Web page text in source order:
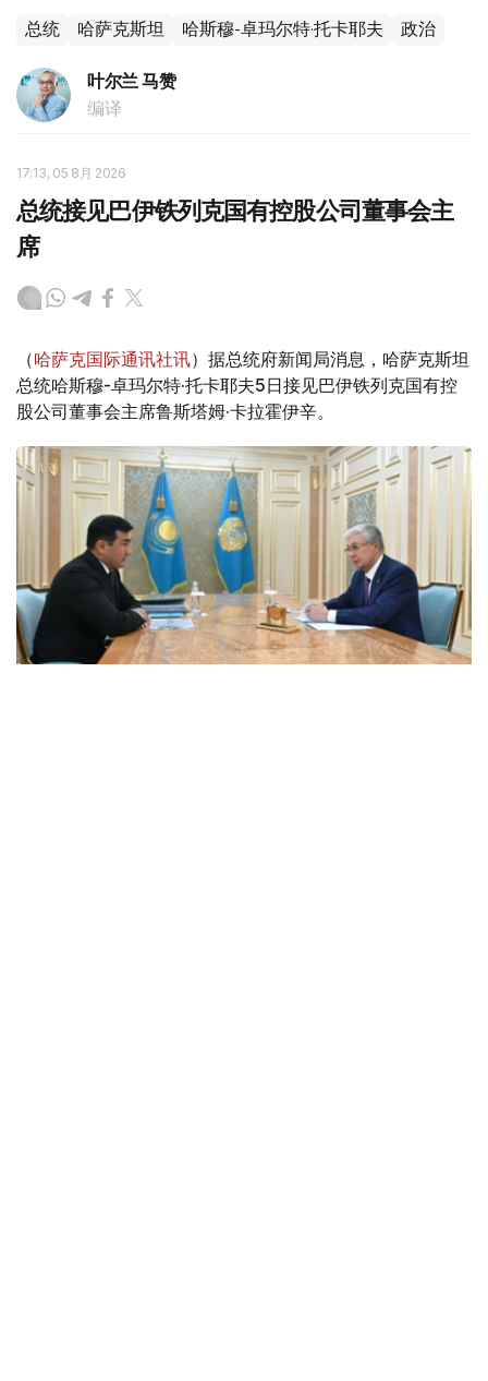
总统 哈萨克斯坦 哈斯穆-卓玛尔特·托卡耶夫 政治
叶尔兰 马赞
编译
17:13, 05 8月 2026
总统接见巴伊铁列克国有控股公司董事会主
席
（哈萨克国际通讯社讯）据总统府新闻局消息，哈萨克斯坦
总统哈斯穆-卓玛尔特·托卡耶夫5日接见巴伊铁列克国有控
股公司董事会主席鲁斯塔姆·卡拉霍伊辛。